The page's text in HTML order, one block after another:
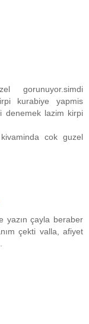
gorunuyor.simdi
kurabiye yapmis
denemek lazim kirpi
cok guzel
yazın çayla beraber
çekti valla, afiyet